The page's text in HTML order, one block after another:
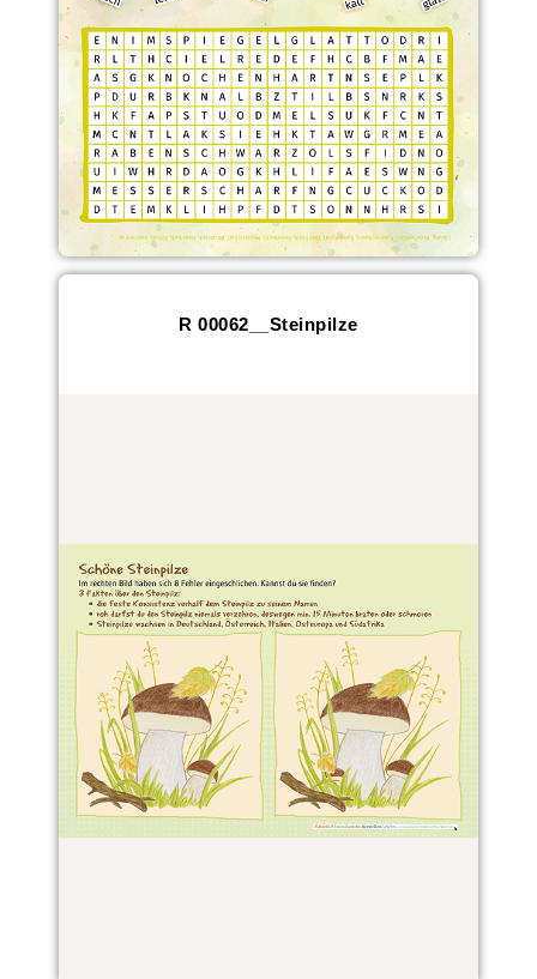
R 00062__Steinpilze